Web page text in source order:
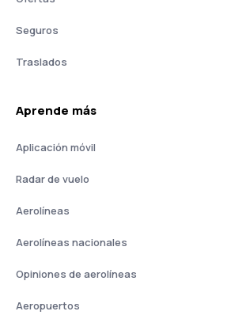
Seguros
Traslados
Aprende más
Aplicación móvil
Radar de vuelo
Aerolíneas
Aerolíneas nacionales
Opiniones de aerolíneas
Aeropuertos